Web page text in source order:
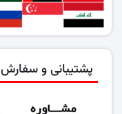
پشتیبانی و سفارش